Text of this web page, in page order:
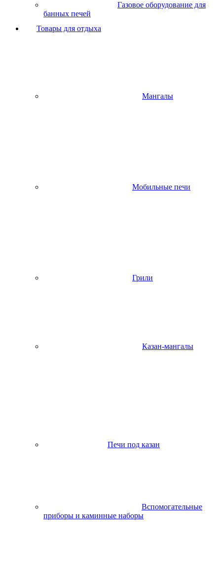
Газовое оборудование для
банных печей
Товары для отдыха
Мангалы
Мобильные печи
Грили
Казан-мангалы
Печи под казан
Вспомогательные
приборы и каминные наборы